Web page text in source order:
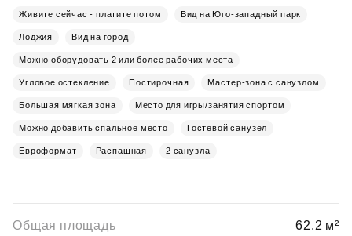
Живите сейчас - платите потом Вид на Юго-западный парк
Лоджия Вид на город
Можно оборудовать 2 или более рабочих места
Угловое остекление Постирочная Мастер-зона с санузлом
Большая мягкая зона Место для игры/занятия спортом
Можно добавить спальное место Гостевой санузел
Евроформат Распашная 2 санузла
Общая площадь 62.2 м²